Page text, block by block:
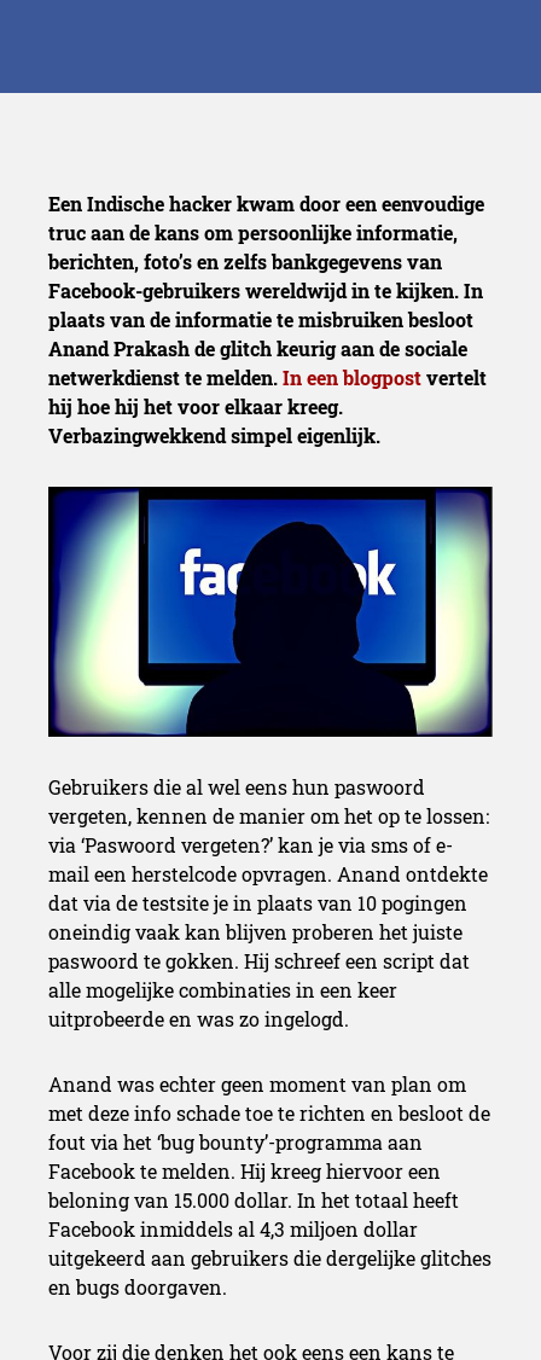
Een Indische hacker kwam door een eenvoudige
truc aan de kans om persoonlijke informatie,
berichten, foto’s en zelfs bankgegevens van
Facebook-gebruikers wereldwijd in te kijken.In
plaats van de informatie te misbruiken besloot
Anand Prakash de glitch keurig aan de sociale
netwerkdienst te melden.In een blogpostvertelt
hij hoe hij het voor elkaar kreeg.
Verbazingwekkend simpel eigenlijk.
Gebruikers die al wel eens hun paswoord
vergeten, kennen de manier om het op te lossen:
via ‘Paswoord vergeten?’ kan je via sms of e-
mail een herstelcode opvragen. Anand ontdekte
dat via de testsite je in plaats van 10 pogingen
oneindig vaak kan blijven proberen het juiste
paswoord te gokken. Hij schreef een script dat
alle mogelijke combinaties in een keer
uitprobeerde en was zo ingelogd.
Anand was echter geen moment van plan om
met deze info schade toe te richten en besloot de
fout via het ‘bug bounty’-programma aan
Facebook te melden. Hij kreeg hiervoor een
beloning van 15.000 dollar. In het totaal heeft
Facebook inmiddels al 4,3 miljoen dollar
uitgekeerd aan gebruikers die dergelijke glitches
en bugs doorgaven.
Voor zij die denken het ook eens een kans te